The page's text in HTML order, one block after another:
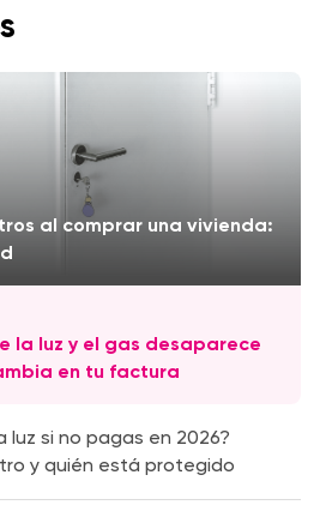
al comprar una vivienda:
la luz y el gas desaparece
en tu factura
luz si no pagas en 2026?
y quién está protegido